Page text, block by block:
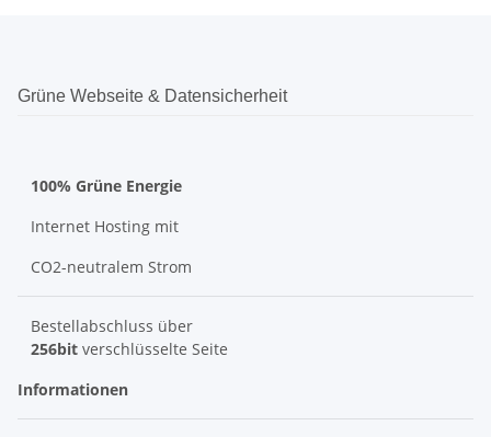
Grüne Webseite & Datensicherheit
100% Grüne Energie
Internet Hosting mit
CO2-neutralem Strom
Bestellabschluss über
256bit verschlüsselte Seite
Informationen